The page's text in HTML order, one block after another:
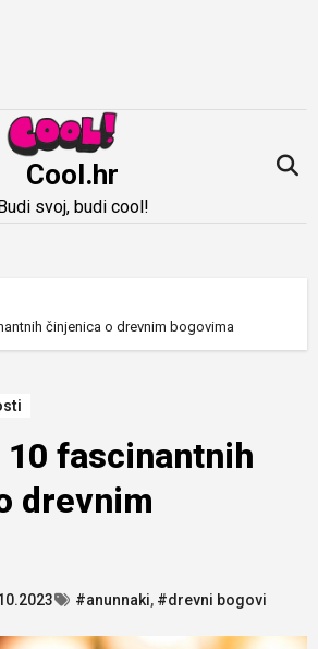
Cool.hr
svoj, budi cool!
činjenica o drevnim bogovima
fascinantnih
drevnim
#anunnaki, #drevni bogovi